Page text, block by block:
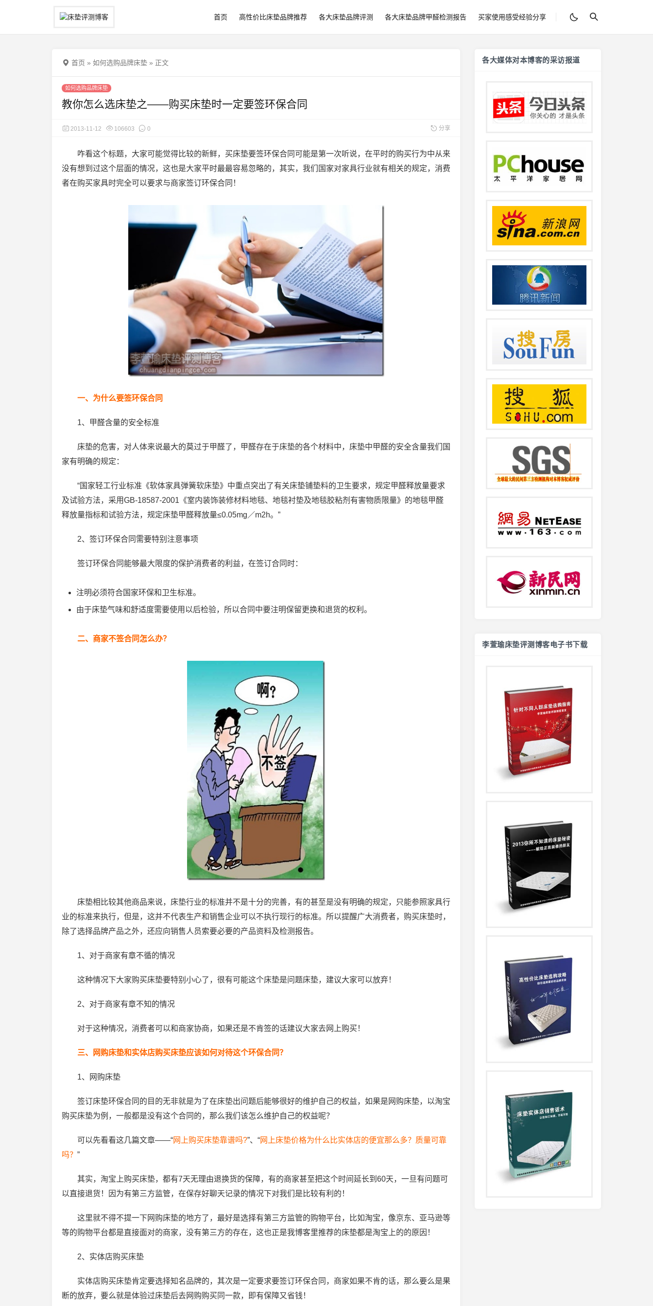
首页 高性价比床垫品牌推荐 各大床垫品牌评测 各大床垫品牌甲醛检测报告 买家使用感受经验分享
首页 » 如何选购品牌床垫 » 正文
如何选购品牌床垫
教你怎么选床垫之——购买床垫时一定要签环保合同
2013-11-12 106603 0 分享
咋看这个标题，大家可能觉得比较的新鲜，买床垫要签环保合同可能是第一次听说，在平时的购买行为中从来
没有想到过这个层面的情况，这也是大家平时最最容易忽略的，其实，我们国家对家具行业就有相关的规定，消费
者在购买家具时完全可以要求与商家签订环保合同！
一、为什么要签环保合同
1、甲醛含量的安全标准
床垫的危害，对人体来说最大的莫过于甲醛了，甲醛存在于床垫的各个材料中，床垫中甲醛的安全含量我们国
家有明确的规定：
“国家轻工行业标准《软体家具弹簧软床垫》中重点突出了有关床垫铺垫料的卫生要求，规定甲醛释放量要求
及试验方法，采用GB-18587-2001《室内装饰装修材料地毯、地毯衬垫及地毯胶粘剂有害物质限量》的地毯甲醛
释放量指标和试验方法，规定床垫甲醛释放量≤0.05mg／m2h。”
2、签订环保合同需要特别注意事项
签订环保合同能够最大限度的保护消费者的利益，在签订合同时：
注明必须符合国家环保和卫生标准。
由于床垫气味和舒适度需要使用以后检验，所以合同中要注明保留更换和退货的权利。
二、商家不签合同怎么办？
床垫相比较其他商品来说，床垫行业的标准并不是十分的完善，有的甚至是没有明确的规定，只能参照家具行
业的标准来执行，但是，这并不代表生产和销售企业可以不执行现行的标准。所以提醒广大消费者，购买床垫时，
除了选择品牌产品之外，还应向销售人员索要必要的产品资料及检测报告。
1、对于商家有章不循的情况
这种情况下大家购买床垫要特别小心了，很有可能这个床垫是问题床垫，建议大家可以放弃！
2、对于商家有章不知的情况
对于这种情况，消费者可以和商家协商，如果还是不肯签的话建议大家去网上购买！
三、网购床垫和实体店购买床垫应该如何对待这个环保合同？
1、网购床垫
签订床垫环保合同的目的无非就是为了在床垫出问题后能够很好的维护自己的权益，如果是网购床垫，以淘宝
购买床垫为例，一般都是没有这个合同的，那么我们该怎么维护自己的权益呢？
可以先看看这几篇文章——“网上购买床垫靠谱吗?”、“网上床垫价格为什么比实体店的便宜那么多？质量可靠
吗？ ”
其实，淘宝上购买床垫，都有7天无理由退换货的保障，有的商家甚至把这个时间延长到60天，一旦有问题可
以直接退货！因为有第三方监管，在保存好聊天记录的情况下对我们是比较有利的！
这里就不得不提一下网购床垫的地方了，最好是选择有第三方监管的购物平台，比如淘宝，像京东、亚马逊等
等的购物平台都是直接面对的商家，没有第三方的存在，这也正是我博客里推荐的床垫都是淘宝上的的原因！
2、实体店购买床垫
实体店购买床垫肯定要选择知名品牌的，其次是一定要求要签订环保合同，商家如果不肯的话，那么要么是果
断的放弃，要么就是体验过床垫后去网购购买同一款，即有保障又省钱！
各大媒体对本博客的采访报道
李萱瑜床垫评测博客电子书下载